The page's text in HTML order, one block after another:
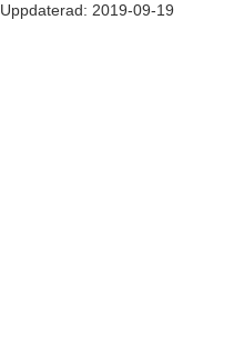
Uppdaterad: 2019-09-19